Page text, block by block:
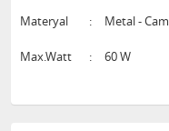
Materyal
: Metal - Cam
Max.Watt : 60 W